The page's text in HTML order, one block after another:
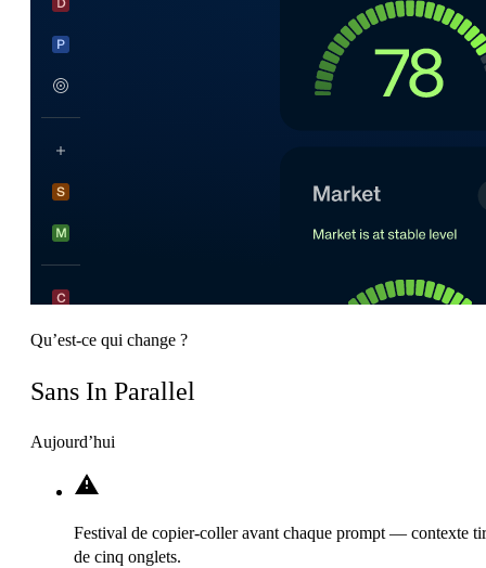
Qu’est-ce qui change ?
Sans In Parallel
Aujourd’hui
Festival de copier-coller avant chaque prompt — contexte
de cinq onglets.